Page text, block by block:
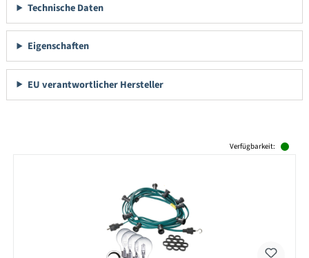
Technische Daten
Eigenschaften
EU verantwortlicher Hersteller
Verfügbarkeit: